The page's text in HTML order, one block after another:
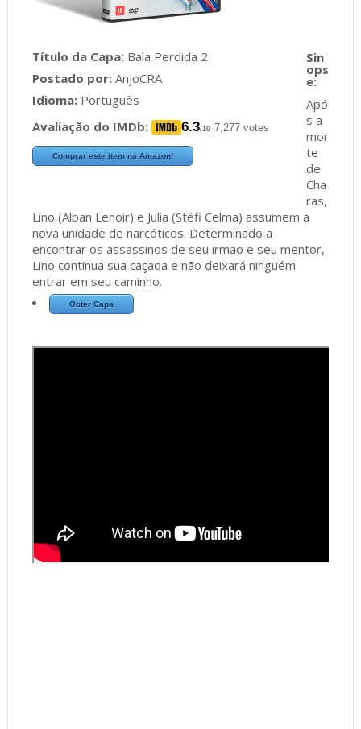
Título da Capa:Bala Perdida 2
Postado por:AnjoCRA
Idioma:Português
Avaliação do IMDb:
6.3/10 7,277 votes
Comprar este item na Amazon!
Apó
s a
mor
te
de
Cha
ras,
Lino (Alban Lenoir) e Julia (Stéfi Celma) assumem a
nova unidade de narcóticos. Determinado a
encontrar os assassinos de seu irmão e seu mentor,
Lino continua sua caçada e não deixará ninguém
entrar em seu caminho.
Obter Capa